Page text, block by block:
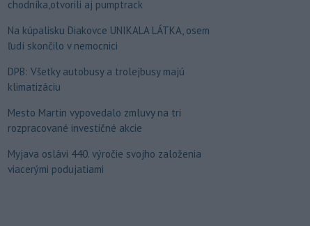
chodníka,otvorili aj pumptrack
Na kúpalisku Diakovce UNIKALA LÁTKA, osem
ľudí skončilo v nemocnici
DPB: Všetky autobusy a trolejbusy majú
klimatizáciu
Mesto Martin vypovedalo zmluvy na tri
rozpracované investičné akcie
Myjava oslávi 440. výročie svojho založenia
viacerými podujatiami